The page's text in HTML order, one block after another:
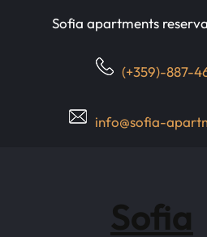
Sofia apartments
(+359)-887-
info@sofia-
Sofia